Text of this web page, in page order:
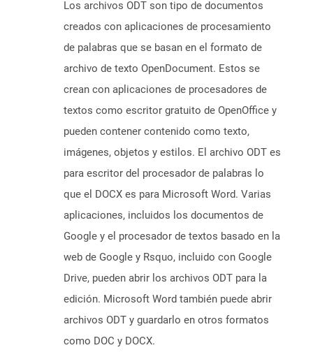
Los archivos ODT son tipo de documentos
creados con aplicaciones de procesamiento
de palabras que se basan en el formato de
archivo de texto OpenDocument. Estos se
crean con aplicaciones de procesadores de
textos como escritor gratuito de OpenOffice y
pueden contener contenido como texto,
imágenes, objetos y estilos. El archivo ODT es
para escritor del procesador de palabras lo
que el DOCX es para Microsoft Word. Varias
aplicaciones, incluidos los documentos de
Google y el procesador de textos basado en la
web de Google y Rsquo, incluido con Google
Drive, pueden abrir los archivos ODT para la
edición. Microsoft Word también puede abrir
archivos ODT y guardarlo en otros formatos
como DOC y DOCX.